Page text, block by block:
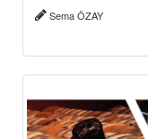
Sema ÖZAY